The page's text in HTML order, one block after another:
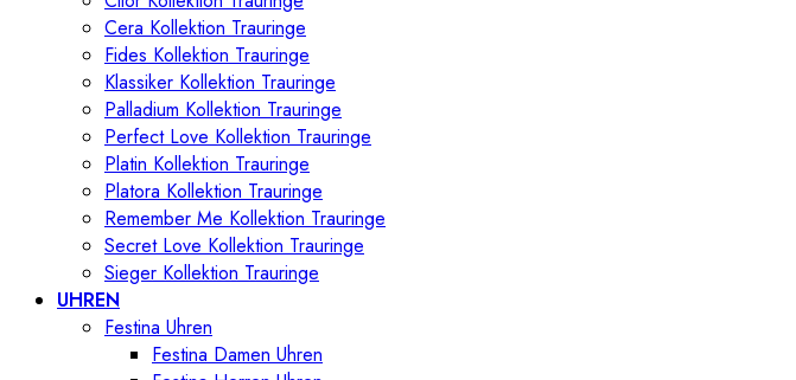
Cera Kollektion Trauringe
Fides Kollektion Trauringe
Klassiker Kollektion Trauringe
Palladium Kollektion Trauringe
Perfect Love Kollektion Trauringe
Platin Kollektion Trauringe
Platora Kollektion Trauringe
Remember Me Kollektion Trauringe
Secret Love Kollektion Trauringe
Sieger Kollektion Trauringe
UHREN
Festina Uhren
Festina Damen Uhren